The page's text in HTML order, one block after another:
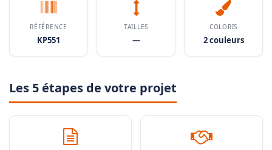
RÉFÉRENCE
KP551
TAILLES
—
COLORIS
2 couleurs
Les 5 étapes de votre projet